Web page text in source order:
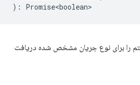
) : Promise<boolean>
را برای نوع جریان مشخص شده دریافت